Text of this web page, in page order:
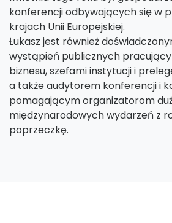
konferencji odbywających się w
krajach Unii Europejskiej.
Łukasz jest również
wystąpień publicznych
biznesu, szefami instytucji i
a także audytorem konferencji i
pomagającym organizatorom
międzynarodowych wydarzeń z
poprzeczkę.